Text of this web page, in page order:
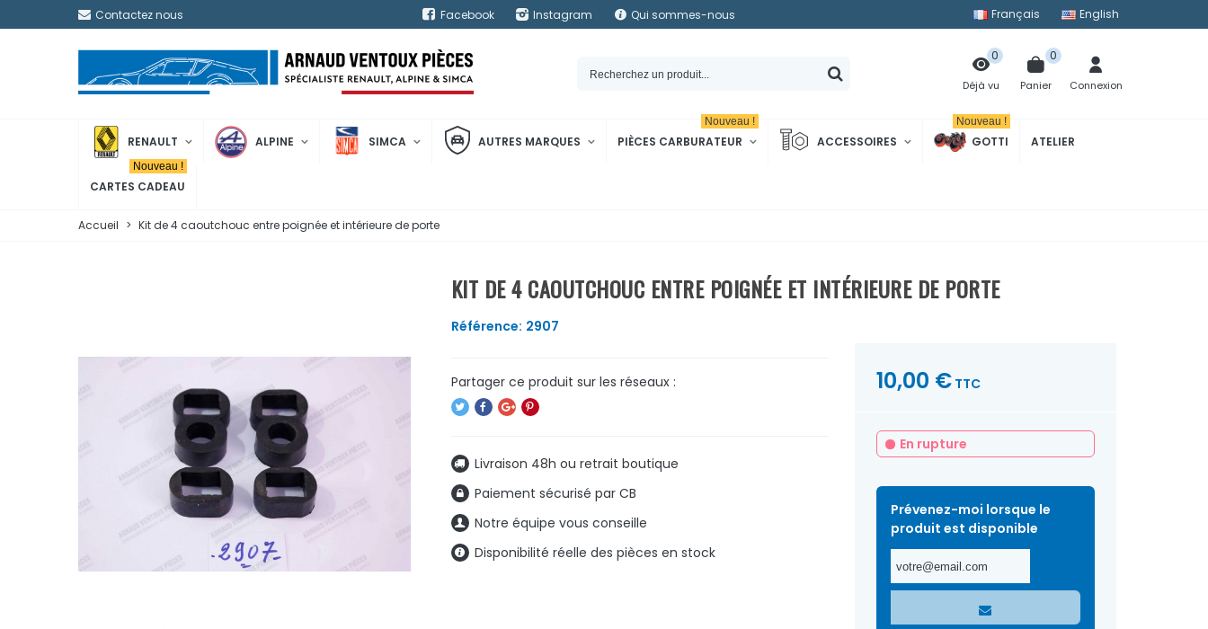
Contactez nous Facebook Instagram Qui sommes-nous Français English
Déjà vu
0
Panier
0
Connexion
RENAULT ALPINE SIMCA AUTRES MARQUES PIÈCES CARBURATEUR
Nouveau !
ACCESSOIRES GOTTI
Nouveau !
ATELIER
CARTES CADEAU
Nouveau !
Accueil > Kit de 4 caoutchouc entre poignée et intérieure de porte
KIT DE 4 CAOUTCHOUC ENTRE POIGNÉE ET INTÉRIEURE DE PORTE
Référence: 2907
Livraison 48h ou retrait boutique
Paiement sécurisé par CB
Notre équipe vous conseille
Disponibilité réelle des pièces en stock
10,00 € TTC
En rupture
Prévenez-moi lorsque le
produit est disponible